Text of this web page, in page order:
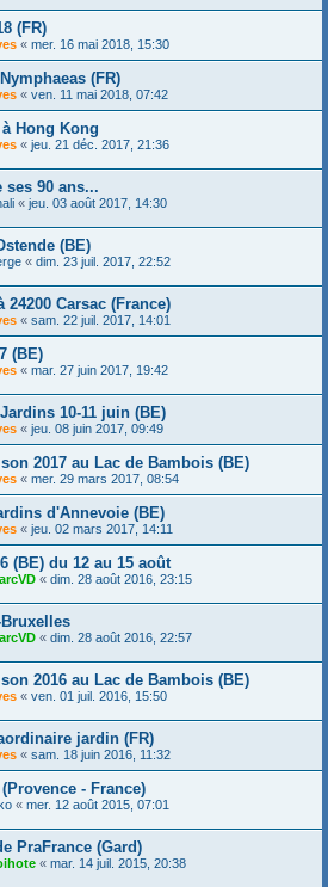
(FR)
« mer. 16 mai 2018, 15:30
(FR)
« ven. 11 mai 2018, 07:42
Hong Kong
« jeu. 21 déc. 2017, 21:36
90 ans...
« jeu. 03 août 2017, 14:30
(BE)
« dim. 23 juil. 2017, 22:52
24200 Carsac (France)
« sam. 22 juil. 2017, 14:01
(BE)
« mar. 27 juin 2017, 19:42
10-11 juin (BE)
« jeu. 08 juin 2017, 09:49
2017 au Lac de Bambois (BE)
« mer. 29 mars 2017, 08:54
d'Annevoie (BE)
« jeu. 02 mars 2017, 14:11
(BE) du 12 au 15 août
« dim. 28 août 2016, 23:15
« dim. 28 août 2016, 22:57
2016 au Lac de Bambois (BE)
« ven. 01 juil. 2016, 15:50
jardin (FR)
« sam. 18 juin 2016, 11:32
- France)
« mer. 12 août 2015, 07:01
PraFrance (Gard)
« mar. 14 juil. 2015, 20:38